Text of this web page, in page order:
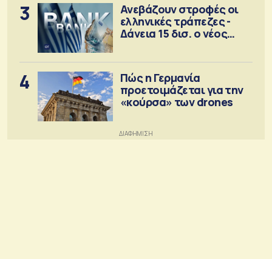
3
Ανεβάζουν στροφές οι
ελληνικές τράπεζες -
Δάνεια 15 δισ. ο νέος
4
Πώς η Γερμανία
προετοιμάζεται για την
«κούρσα» των drones